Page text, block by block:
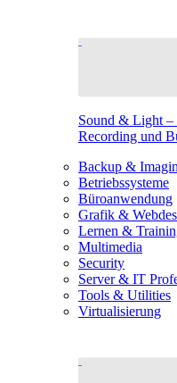
Sound & Light –
Recording und
Backup &
Betriebssysteme
Büroanwendung
Grafik &
Lernen &
Multimedia
Security
Server & IT
Tools & Utilities
Virtualisierung